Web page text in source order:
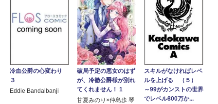
冷血公爵の心変わり
３
Eddie Bandalbanji
破局予定の悪女のはず
が、冷徹公爵様が別れ
てくれません！ 1
甘夏みのり×仲島歩 琴
スキルがなければレベ
ルを上げる （５）
～99がカンストの世界
でレベル800万か...